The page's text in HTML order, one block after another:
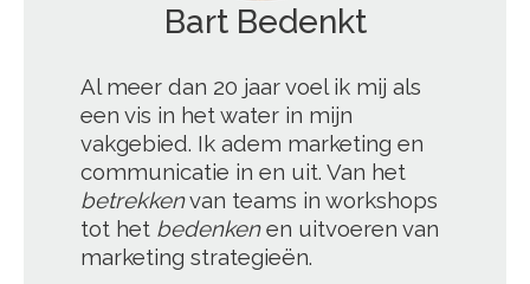
';
Bart Bedenkt
Al meer dan 20 jaar voel ik mij als
een vis in het water in mijn
vakgebied. Ik adem marketing en
communicatie in en uit. Van het
betrekkenvan teams in workshops
tot het bedenkenen uitvoeren van
marketing strategieën.